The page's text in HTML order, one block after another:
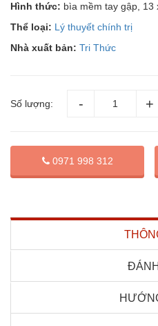
Hình thức: bìa mềm tay gập, 13
Thể loại: Lý thuyết chính trị
Nhà xuất bản: Tri Thức
Số lượng:
0971 998 312